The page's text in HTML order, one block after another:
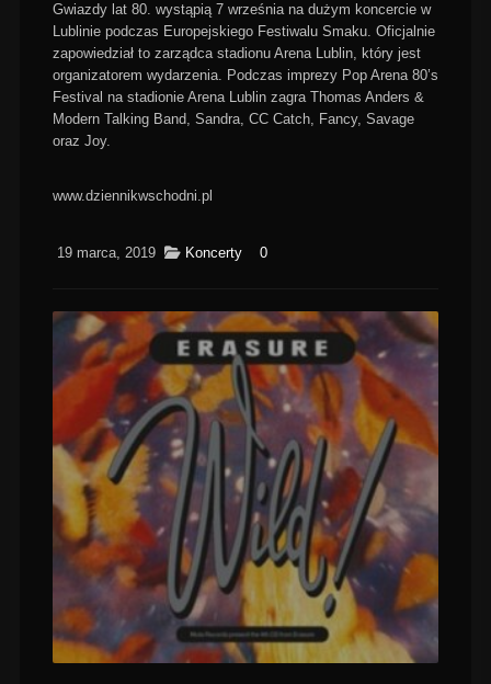
Gwiazdy lat 80. wystąpią 7 września na dużym koncercie w
Lublinie podczas Europejskiego Festiwalu Smaku. Oficjalnie
zapowiedział to zarządca stadionu Arena Lublin, który jest
organizatorem wydarzenia. Podczas imprezy Pop Arena 80’s
Festival na stadionie Arena Lublin zagra Thomas Anders &
Modern Talking Band, Sandra, CC Catch, Fancy, Savage
oraz Joy.
www.dziennikwschodni.pl
19 marca, 2019 Koncerty 0